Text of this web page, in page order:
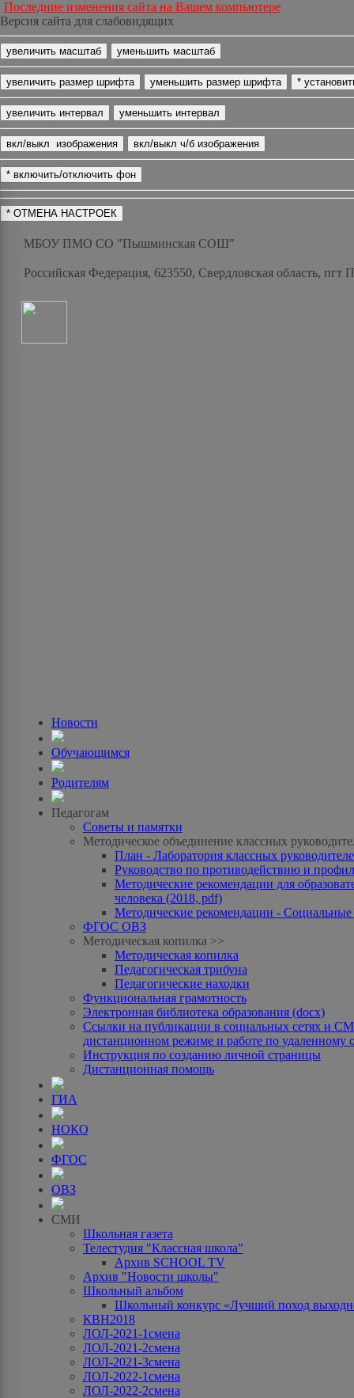
Последние изменения сайта на Вашем компьютере
Версия сайта для слабовидящих
МБОУ ПМО СО "Пышминская СОШ"
Российская Федерация, 623550, Свердловская область,
Новости
Обучающимся
Родителям
Педагогам
Советы и памятки
Методическое объединение классных
План - Лаборатория классных
Руководство по противодействию и
Методические рекомендации для
человека (2018, pdf)
Методические рекомендации -
ФГОС ОВЗ
Методическая копилка >>
Методическая копилка
Педагогическая трибуна
Педагогические находки
Функциональная грамотность
Электронная библиотека образования (docx)
Ссылки на публикации в социальных сетях и
дистанционном режиме и работе по удаленному
Инструкция по созданию личной страницы
Дистанционная помощь
ГИА
НОКО
ФГОС
ОВЗ
СМИ
Школьная газета
Телестудия "Классная школа"
Архив SCHOOL TV
Архив "Новости школы"
Школьный альбом
Школьный конкурс «Лучший поход
КВН2018
ЛОЛ-2021-1смена
ЛОЛ-2021-2смена
ЛОЛ-2021-3смена
ЛОЛ-2022-1смена
ЛОЛ-2022-2смена